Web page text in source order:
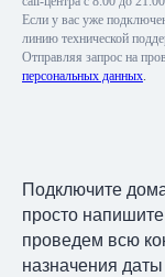
Если у вас уже
линию технической
Отправляя запрос на
персональных данных.
Подключите
просто
проведем всю
назначения